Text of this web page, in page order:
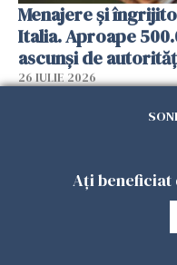
Menajere și
Italia. Aproape
ascunși de
26 IULIE 2026
Ați beneficiat